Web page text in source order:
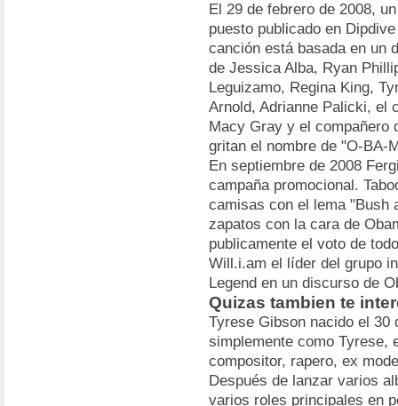
El 29 de febrero de 2008,
puesto publicado en
canción está basada en un
de Jessica Alba, Ryan
Leguizamo, Regina King,
Arnold, Adrianne Palicki, el
Macy Gray y el compañero
gritan el nombre de "O-BA-
En septiembre de 2008
campaña promocional.
camisas con el lema "Bush
zapatos con la cara de
publicamente el voto de
Will.i.am el líder del grupo
Legend en un discurso de
Quizas tambien te
Tyrese Gibson nacido el 30
simplemente como Tyrese,
compositor, rapero, ex
Después de lanzar varios
varios roles principales en